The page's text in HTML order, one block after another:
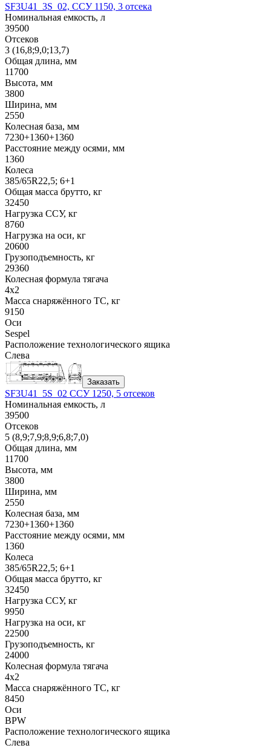
SF3U41_3S_02, ССУ 1150, 3 отсека
Номинальная емкость, л
39500
Отсеков
3 (16,8;9,0;13,7)
Общая длина, мм
11700
Высота, мм
3800
Ширина, мм
2550
Колесная база, мм
7230+1360+1360
Расстояние между осями, мм
1360
Колеса
385/65R22,5; 6+1
Общая масса брутто, кг
32450
Нагрузка ССУ, кг
8760
Нагрузка на оси, кг
20600
Грузоподъемность, кг
29360
Колесная формула тягача
4x2
Масса снаряжённого ТС, кг
9150
Оси
Sespel
Расположение технологического ящика
Слева
Заказать
SF3U41_5S_02 ССУ 1250, 5 отсеков
Номинальная емкость, л
39500
Отсеков
5 (8,9;7,9;8,9;6,8;7,0)
Общая длина, мм
11700
Высота, мм
3800
Ширина, мм
2550
Колесная база, мм
7230+1360+1360
Расстояние между осями, мм
1360
Колеса
385/65R22,5; 6+1
Общая масса брутто, кг
32450
Нагрузка ССУ, кг
9950
Нагрузка на оси, кг
22500
Грузоподъемность, кг
24000
Колесная формула тягача
4x2
Масса снаряжённого ТС, кг
8450
Оси
BPW
Расположение технологического ящика
Слева